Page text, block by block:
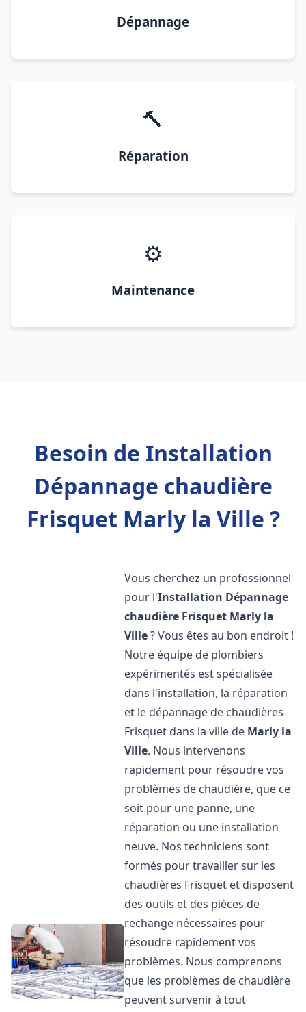
Dépannage
🔨
Réparation
⚙️
Maintenance
Besoin de Installation
Dépannage chaudière
Frisquet Marly la Ville ?
Vous cherchez un professionnel
pour l'Installation Dépannage
chaudière Frisquet Marly la
Ville? Vous êtes au bon endroit !
Notre équipe de plombiers
expérimentés est spécialisée
dans l'installation, la réparation
et le dépannage de chaudières
Frisquet dans la ville de Marly la
Ville. Nous intervenons
rapidement pour résoudre vos
problèmes de chaudière, que ce
soit pour une panne, une
réparation ou une installation
neuve. Nos techniciens sont
formés pour travailler sur les
chaudières Frisquet et disposent
des outils et des pièces de
rechange nécessaires pour
résoudre rapidement vos
problèmes. Nous comprenons
que les problèmes de chaudière
peuvent survenir à tout